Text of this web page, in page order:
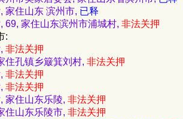
家住山东 滨州市, 已释
69, 家住山东滨州市浦城村, 非法关押
:
非法关押
住孔镇乡簸箕刘村, 非法关押
非法关押
非法关押
家住山东乐陵, 非法关押
住山东乐陵市, 非法关押